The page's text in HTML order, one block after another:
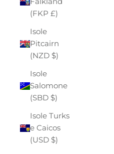
(FKP £)
Isole
Pitcairn
(NZD $)
Isole
Salomone
(SBD $)
Isole Turks
e Caicos
(USD $)